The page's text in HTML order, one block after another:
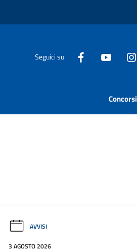
Seguici su
Concorsi
AVVISI
3 AGOSTO 2026